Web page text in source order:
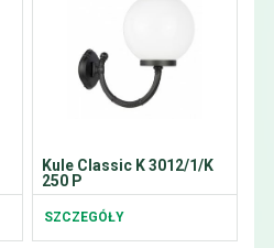
Kule Classic K 3012/1/K
250 P
SZCZEGÓŁY